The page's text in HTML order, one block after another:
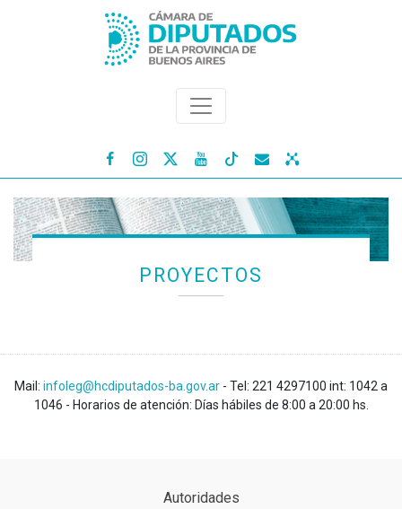
   
PROYECTOS
Mail: infoleg@hcdiputados-ba.gov.ar - Tel: 221 4297100 int: 1042 a
1046 - Horarios de atención: Días hábiles de 8:00 a 20:00 hs.
Autoridades